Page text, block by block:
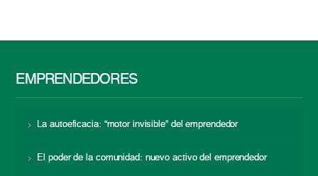
EMPRENDEDORES
La autoeficacia: “motor invisible” del emprendedor
El poder de la comunidad: nuevo activo del emprendedor